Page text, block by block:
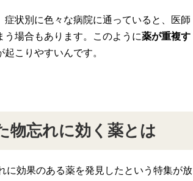
症状別に色々な病院に通っていると、医師
場合もあります。このように薬が重複す
こりやすいんです。
物忘れに効く薬とは
に効果のある薬を発見したという特集が放